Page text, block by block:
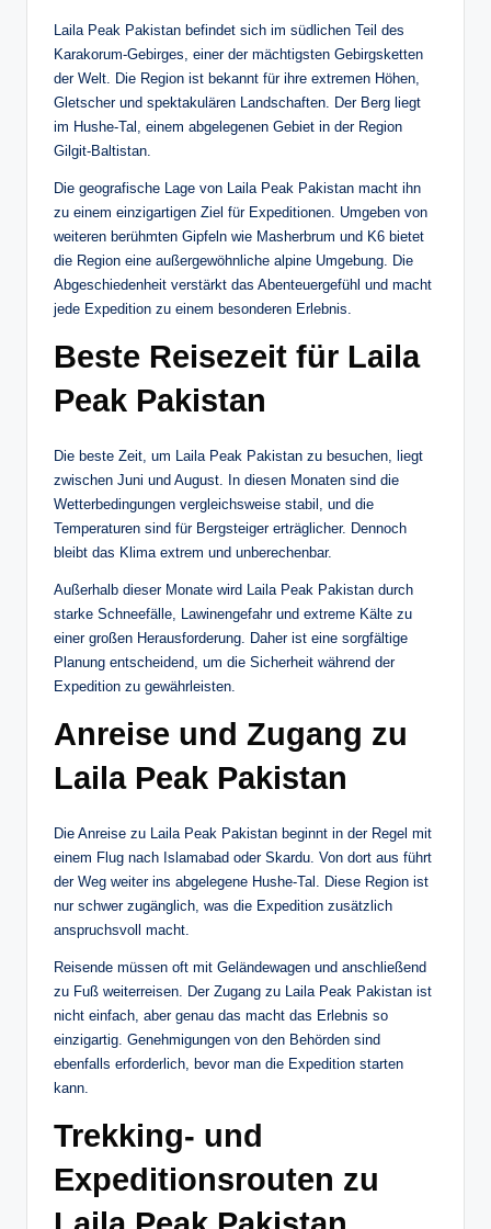
Laila Peak Pakistan befindet sich im südlichen Teil des
Karakorum-Gebirges, einer der mächtigsten Gebirgsketten
der Welt. Die Region ist bekannt für ihre extremen Höhen,
Gletscher und spektakulären Landschaften. Der Berg liegt
im Hushe-Tal, einem abgelegenen Gebiet in der Region
Gilgit-Baltistan.
Die geografische Lage von Laila Peak Pakistan macht ihn
zu einem einzigartigen Ziel für Expeditionen. Umgeben von
weiteren berühmten Gipfeln wie Masherbrum und K6 bietet
die Region eine außergewöhnliche alpine Umgebung. Die
Abgeschiedenheit verstärkt das Abenteuergefühl und macht
jede Expedition zu einem besonderen Erlebnis.
Beste Reisezeit für Laila
Peak Pakistan
Die beste Zeit, um Laila Peak Pakistan zu besuchen, liegt
zwischen Juni und August. In diesen Monaten sind die
Wetterbedingungen vergleichsweise stabil, und die
Temperaturen sind für Bergsteiger erträglicher. Dennoch
bleibt das Klima extrem und unberechenbar.
Außerhalb dieser Monate wird Laila Peak Pakistan durch
starke Schneefälle, Lawinengefahr und extreme Kälte zu
einer großen Herausforderung. Daher ist eine sorgfältige
Planung entscheidend, um die Sicherheit während der
Expedition zu gewährleisten.
Anreise und Zugang zu
Laila Peak Pakistan
Die Anreise zu Laila Peak Pakistan beginnt in der Regel mit
einem Flug nach Islamabad oder Skardu. Von dort aus führt
der Weg weiter ins abgelegene Hushe-Tal. Diese Region ist
nur schwer zugänglich, was die Expedition zusätzlich
anspruchsvoll macht.
Reisende müssen oft mit Geländewagen und anschließend
zu Fuß weiterreisen. Der Zugang zu Laila Peak Pakistan ist
nicht einfach, aber genau das macht das Erlebnis so
einzigartig. Genehmigungen von den Behörden sind
ebenfalls erforderlich, bevor man die Expedition starten
kann.
Trekking- und
Expeditionsrouten zu